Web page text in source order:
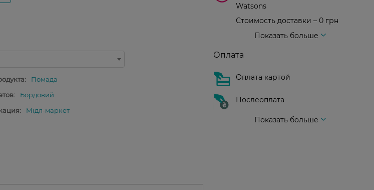
Помада
Бордовий
Мідл-маркет
Watsons
Стоимость доставки – 0 грн
Показать больше
Оплата
Оплата картой
Послеоплата
Показать больше